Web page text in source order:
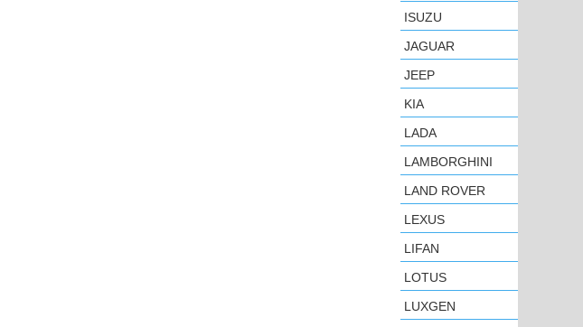
ISUZU
JAGUAR
JEEP
KIA
LADA
LAMBORGHINI
LAND ROVER
LEXUS
LIFAN
LOTUS
LUXGEN